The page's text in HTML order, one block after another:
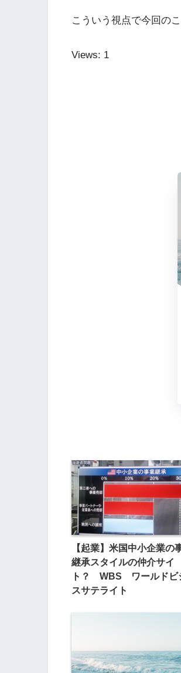
こういう視点で今回の
Views: 1
【起業】米国中小企業の
継承スタイルの仲介サイ
ト？ WBS ワールドビ
スサテライト